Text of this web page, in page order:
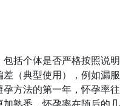
括个体是否严格按照说明
（典型使用），例如漏服
方法的第一年，怀孕率往